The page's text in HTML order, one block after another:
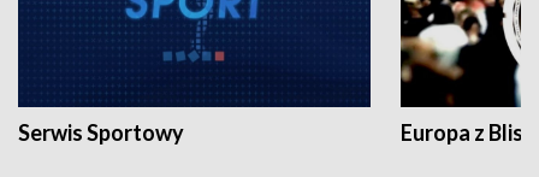
Serwis Sportowy Europa z